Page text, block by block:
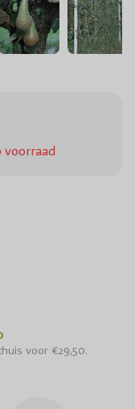
voor €29,50.